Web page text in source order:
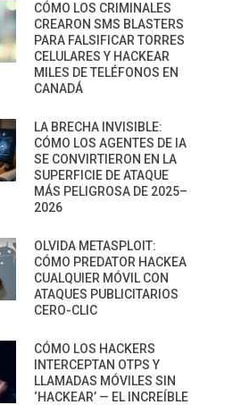
CÓMO LOS CRIMINALES
CREARON SMS BLASTERS
PARA FALSIFICAR TORRES
CELULARES Y HACKEAR
MILES DE TELÉFONOS EN
CANADÁ
LA BRECHA INVISIBLE:
CÓMO LOS AGENTES DE IA
SE CONVIRTIERON EN LA
SUPERFICIE DE ATAQUE
MÁS PELIGROSA DE 2025–
2026
OLVIDA METASPLOIT:
CÓMO PREDATOR HACKEA
CUALQUIER MÓVIL CON
ATAQUES PUBLICITARIOS
CERO-CLIC
CÓMO LOS HACKERS
INTERCEPTAN OTPS Y
LLAMADAS MÓVILES SIN
‘HACKEAR’ — EL INCREÍBLE